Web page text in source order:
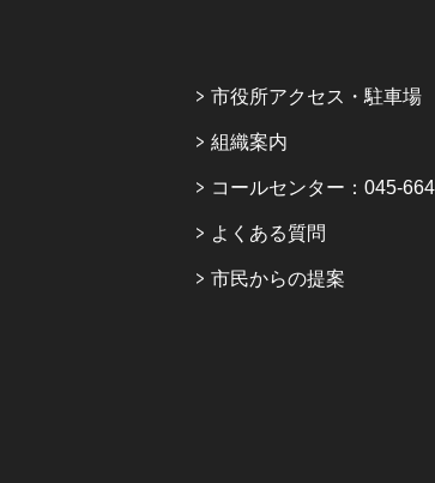
市役所アクセス・駐車場
組織案内
コールセンター：045-
よくある質問
市民からの提案